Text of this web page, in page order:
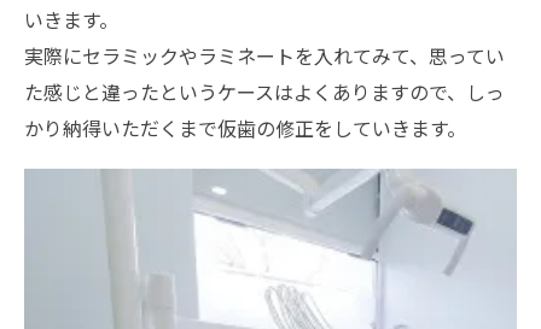
いきます。
実際にセラミックやラミネートを入れてみて、思ってい
た感じと違ったというケースはよくありますので、しっ
かり納得いただくまで仮歯の修正をしていきます。